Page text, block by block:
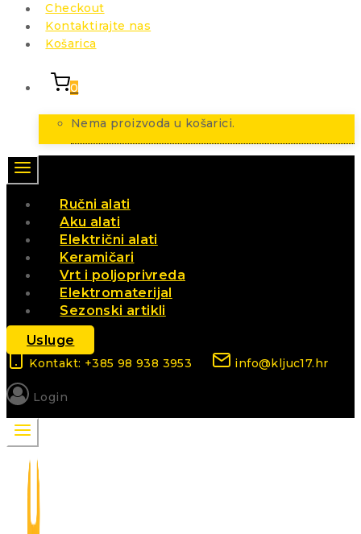
Checkout
Kontaktirajte nas
Košarica
0
Nema proizvoda u košarici.
Ručni alati
Aku alati
Električni alati
Keramičari
Vrt i poljoprivreda
Elektromaterijal
Sezonski artikli
Usluge
Kontakt: +385 98 938 3953 info@kljuc17.hr
Login